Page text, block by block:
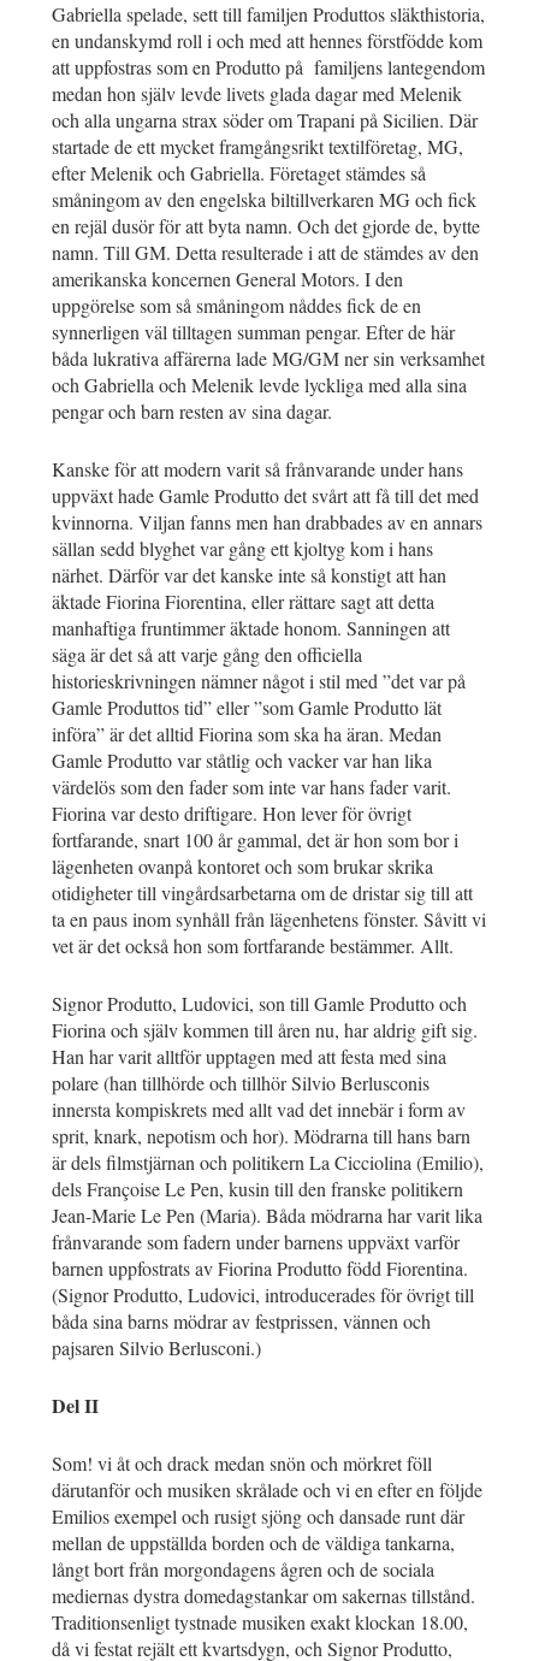
Gabriella spelade, sett till familjen Produttos släkthistoria,
en undanskymd roll i och med att hennes förstfödde kom
att uppfostras som en Produtto på familjens lantegendom
medan hon själv levde livets glada dagar med Melenik
och alla ungarna strax söder om Trapani på Sicilien. Där
startade de ett mycket framgångsrikt textilföretag, MG,
efter Melenik och Gabriella. Företaget stämdes så
småningom av den engelska biltillverkaren MG och fick
en rejäl dusör för att byta namn. Och det gjorde de, bytte
namn. Till GM. Detta resulterade i att de stämdes av den
amerikanska koncernen General Motors. I den
uppgörelse som så småningom nåddes fick de en
synnerligen väl tilltagen summan pengar. Efter de här
båda lukrativa affärerna lade MG/GM ner sin verksamhet
och Gabriella och Melenik levde lyckliga med alla sina
pengar och barn resten av sina dagar.
Kanske för att modern varit så frånvarande under hans
uppväxt hade Gamle Produtto det svårt att få till det med
kvinnorna. Viljan fanns men han drabbades av en annars
sällan sedd blyghet var gång ett kjoltyg kom i hans
närhet. Därför var det kanske inte så konstigt att han
äktade Fiorina Fiorentina, eller rättare sagt att detta
manhaftiga fruntimmer äktade honom. Sanningen att
säga är det så att varje gång den officiella
historieskrivningen nämner något i stil med ”det var på
Gamle Produttos tid” eller ”som Gamle Produtto lät
införa” är det alltid Fiorina som ska ha äran. Medan
Gamle Produtto var ståtlig och vacker var han lika
värdelös som den fader som inte var hans fader varit.
Fiorina var desto driftigare. Hon lever för övrigt
fortfarande, snart 100 år gammal, det är hon som bor i
lägenheten ovanpå kontoret och som brukar skrika
otidigheter till vingårdsarbetarna om de dristar sig till att
ta en paus inom synhåll från lägenhetens fönster. Såvitt vi
vet är det också hon som fortfarande bestämmer. Allt.
Signor Produtto, Ludovici, son till Gamle Produtto och
Fiorina och själv kommen till åren nu, har aldrig gift sig.
Han har varit alltför upptagen med att festa med sina
polare (han tillhörde och tillhör Silvio Berlusconis
innersta kompiskrets med allt vad det innebär i form av
sprit, knark, nepotism och hor). Mödrarna till hans barn
är dels filmstjärnan och politikern La Cicciolina (Emilio),
dels Françoise Le Pen, kusin till den franske politikern
Jean-Marie Le Pen (Maria). Båda mödrarna har varit lika
frånvarande som fadern under barnens uppväxt varför
barnen uppfostrats av Fiorina Produtto född Fiorentina.
(Signor Produtto, Ludovici, introducerades för övrigt till
båda sina barns mödrar av festprissen, vännen och
pajsaren Silvio Berlusconi.)
Del II
Som! vi åt och drack medan snön och mörkret föll
därutanför och musiken skrålade och vi en efter en följde
Emilios exempel och rusigt sjöng och dansade runt där
mellan de uppställda borden och de väldiga tankarna,
långt bort från morgondagens ågren och de sociala
mediernas dystra domedagstankar om sakernas tillstånd.
Traditionsenligt tystnade musiken exakt klockan 18.00,
då vi festat rejält ett kvartsdygn, och Signor Produtto,